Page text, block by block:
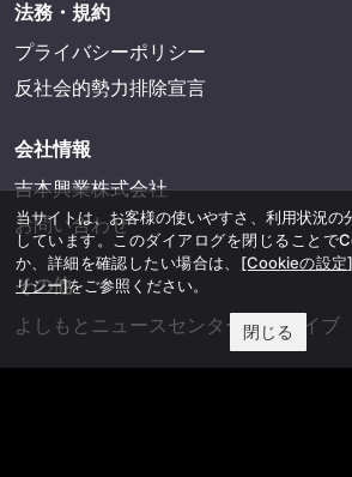
法務・規約
プライバシーポリシー
反社会的勢力排除宣言
会社情報
吉本興業株式会社
お問い合わせ
その他
よしもとニュースセンターアーカイブ
当サイトは、お客様の使いやすさ、利用状況
しています。このダイアログを閉じることで
か、詳細を確認したい場合は、 [Cookieの設定]
リシー]をご参照ください。
閉じる